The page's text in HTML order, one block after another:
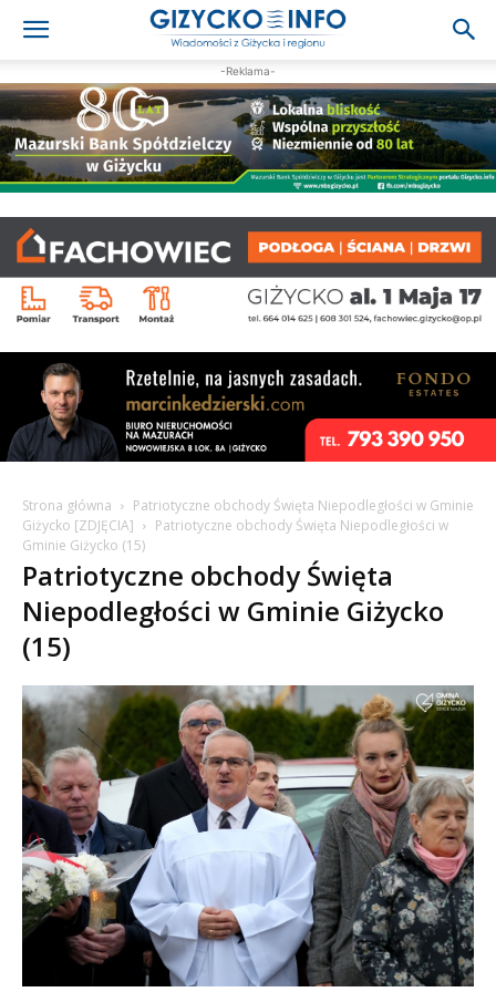
-Reklama-
Strona główna
Patriotyczne obchody Święta Niepodległości w Gminie
Giżycko [ZDJĘCIA]
Patriotyczne obchody Święta Niepodległości w
Gminie Giżycko (15)
Patriotyczne obchody Święta
Niepodległości w Gminie Giżycko
(15)